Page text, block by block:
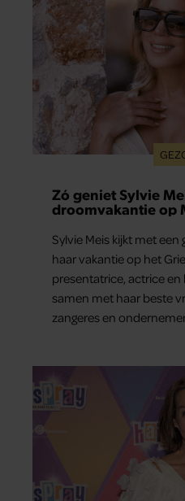
Zó geniet Sylvie
droomvakantie op
Sylvie Meis kijkt met
haar vakantie op het
presentatrice, actrice
samen met haar beste
zangeres en
bestemming én vertelt
voor haar is geweest.